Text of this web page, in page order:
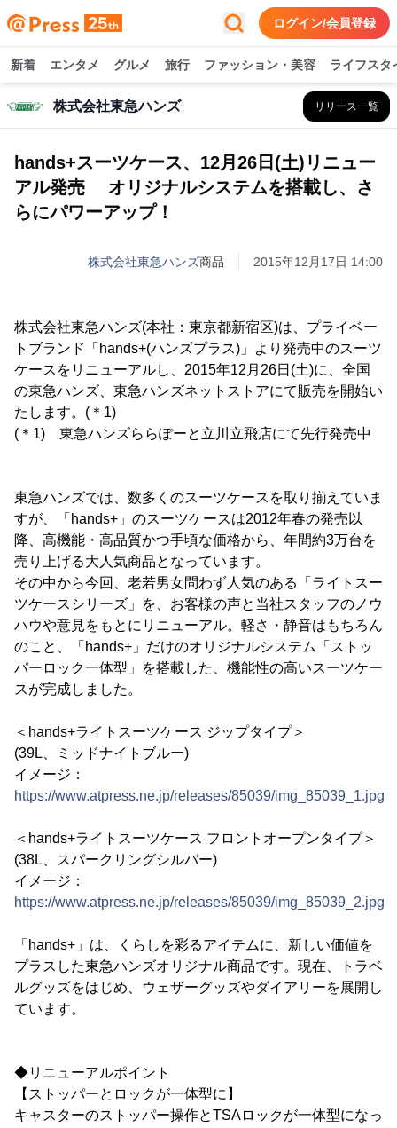
ログイン/会員登録
新着 エンタメ グルメ 旅行 ファッション・美容 ライフスタ
株式会社東急ハンズ リリース一覧
hands+スーツケース、12月26日(土)リニュー
アル発売 オリジナルシステムを搭載し、さ
らにパワーアップ！
株式会社東急ハンズ商品 2015年12月17日 14:00
株式会社東急ハンズ(本社：東京都新宿区)は、プライベー
トブランド「hands+(ハンズプラス)」より発売中のスーツ
ケースをリニューアルし、2015年12月26日(土)に、全国
の東急ハンズ、東急ハンズネットストアにて販売を開始い
たします。(＊1)
(＊1) 東急ハンズららぽーと立川立飛店にて先行発売中
東急ハンズでは、数多くのスーツケースを取り揃えていま
すが、「hands+」のスーツケースは2012年春の発売以
降、高機能・高品質かつ手頃な価格から、年間約3万台を
売り上げる大人気商品となっています。
その中から今回、老若男女問わず人気のある「ライトスー
ツケースシリーズ」を、お客様の声と当社スタッフのノウ
ハウや意見をもとにリニューアル。軽さ・静音はもちろん
のこと、「hands+」だけのオリジナルシステム「ストッ
パーロック一体型」を搭載した、機能性の高いスーツケー
スが完成しました。
＜hands+ライトスーツケース ジップタイプ＞
(39L、ミッドナイトブルー)
イメージ：
https://www.atpress.ne.jp/releases/85039/img_85039_1.jpg
＜hands+ライトスーツケース フロントオープンタイプ＞
(38L、スパークリングシルバー)
イメージ：
https://www.atpress.ne.jp/releases/85039/img_85039_2.jpg
「hands+」は、くらしを彩るアイテムに、新しい価値を
プラスした東急ハンズオリジナル商品です。現在、トラベ
ルグッズをはじめ、ウェザーグッズやダイアリーを展開し
ています。
◆リニューアルポイント
【ストッパーとロックが一体型に】
キャスターのストッパー操作とTSAロックが一体型になっ